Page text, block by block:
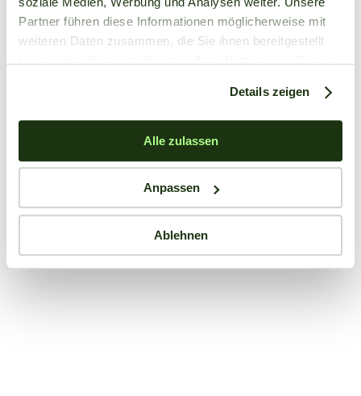
Partner führen diese Informationen möglicherweise mit
weiteren Daten zusammen, die Sie ihnen bereitgestellt
Details zeigen
Alle zulassen
Anpassen
Ablehnen